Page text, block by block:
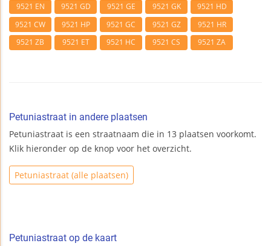
9521 EN
9521 GD 9521 GE 9521 GK
9521 HD
9521 CW
9521 HP 9521 GC 9521 GZ
9521 HR
9521 ZB
9521 ET 9521 HC 9521 CS 9521 ZA
Petuniastraat in andere plaatsen
Petuniastraat is een straatnaam die in 13 plaatsen voorkomt.
Klik hieronder op de knop voor het overzicht.
Petuniastraat (alle plaatsen)
Petuniastraat op de kaart